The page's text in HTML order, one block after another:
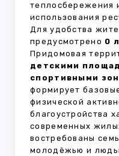
теплосбережения
использования
Для удобства
предусмотрено 0
Придомовая
детскими
спортивными
формирует
физической
благоустройства
современных
востребованы
молодёжью и